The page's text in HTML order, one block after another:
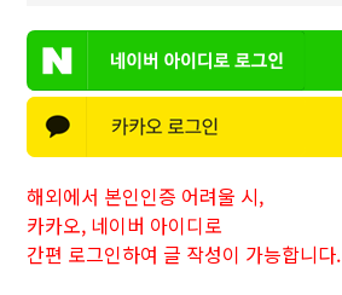
해외에서 본인인증 어려울 시,
카카오, 네이버 아이디로
간편 로그인하여 글 작성이 가능합니다.